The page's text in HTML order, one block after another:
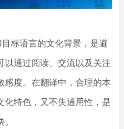
标语言的文化背景，是避
以通过阅读、交流以及关注
感度。在翻译中，合理的本
化特色，又不失通用性，是